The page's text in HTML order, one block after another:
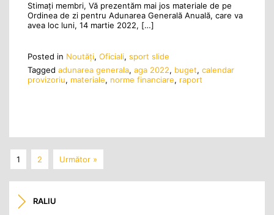
Stimați membri, Vă prezentăm mai jos materiale de pe
Ordinea de zi pentru Adunarea Generală Anuală, care va
avea loc luni, 14 martie 2022, […]
Posted in Noutăţi, Oficiali, sport slide
Tagged adunarea generala, aga 2022, buget, calendar
provizoriu, materiale, norme financiare, raport
1 2 Următor »
RALIU